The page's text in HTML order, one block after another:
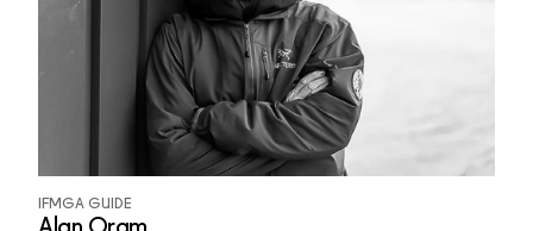
IFMGA GUIDE